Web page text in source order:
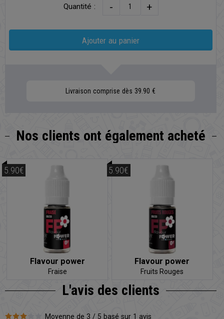
Quantité : - +
Ajouter au panier
Livraison comprise dès 39.90 €
Nos clients ont également acheté
Flavour power
Fraise
5.90€
Flavour power
Fruits Rouges
5.90€
L'avis des clients
Moyenne de 3 / 5 basé sur 1 avis